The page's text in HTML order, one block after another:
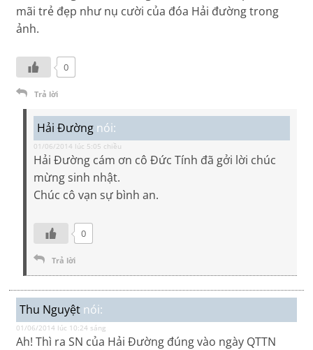
mãi trẻ đẹp như nụ cười của đóa Hải đường trong
ảnh.
0
Trả lời
Hải Đường nói:
01/06/2014 lúc 5:05 chiều
Hải Đường cám ơn cô Đức Tính đã gởi lời chúc
mừng sinh nhật.
Chúc cô vạn sự bình an.
0
Trả lời
Thu Nguyệt nói:
01/06/2014 lúc 10:24 sáng
Ah! Thì ra SN của Hải Đường đúng vào ngày QTTN